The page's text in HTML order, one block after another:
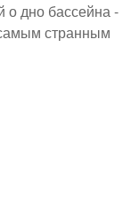
о дно бассейна -
странным